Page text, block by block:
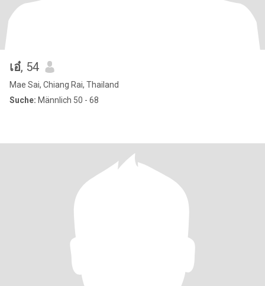
เอ๋, 54
Mae Sai, Chiang Rai, Thailand
Suche: Männlich 50 - 68